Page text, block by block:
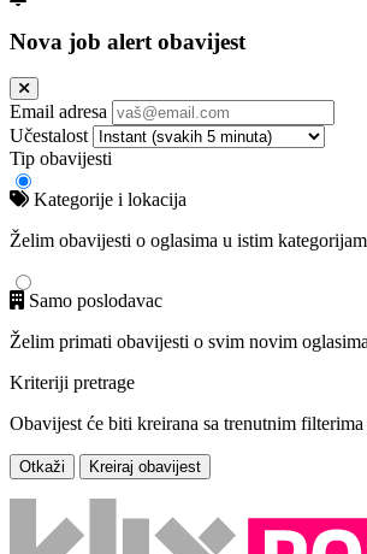
Nova job alert obavijest
Email adresa
Učestalost
Tip obavijesti
Kategorije i lokacija
Želim obavijesti o oglasima u istim
Samo poslodavac
Želim primati obavijesti o svim novim
Kriteriji pretrage
Obavijest će biti kreirana sa trenutnim filterima
Otkaži Kreiraj obavijest